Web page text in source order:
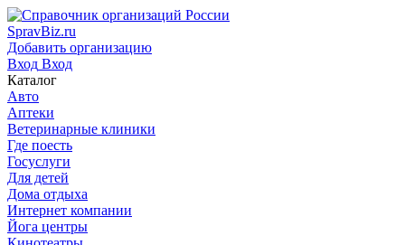
SpravBiz.ru
Добавить организацию
Вход Вход
Каталог
Авто
Аптеки
Ветеринарные клиники
Где поесть
Госуслуги
Для детей
Дома отдыха
Интернет компании
Йога центры